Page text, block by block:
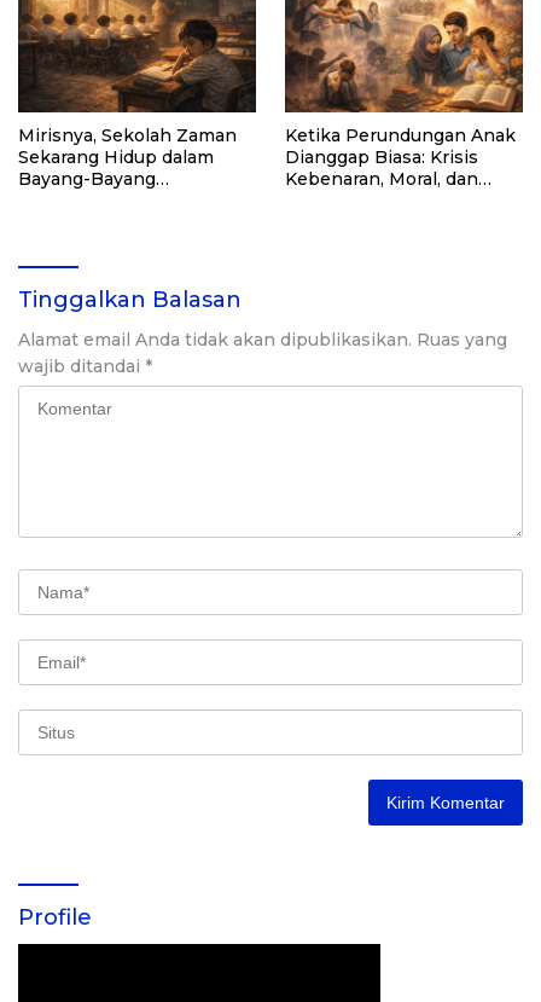
Mirisnya, Sekolah Zaman
Sekarang Hidup dalam
Bayang-Bayang
Ketika Perundungan Anak
Dianggap Biasa: Krisis
Kebenaran, Moral, dan
Tinggalkan Balasan
Alamat email Anda tidak akan dipublikasikan. Ruas yang
wajib ditandai *
Profile